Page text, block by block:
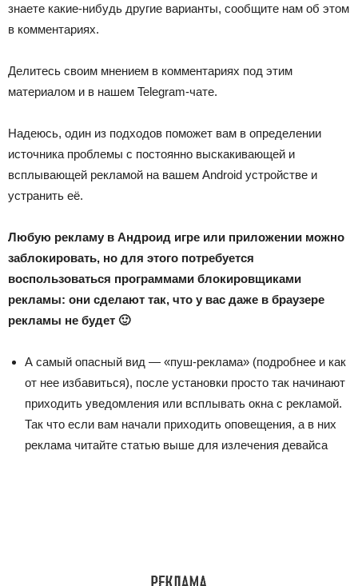
знаете какие-нибудь другие варианты, сообщите нам об этом
в комментариях.
Делитесь своим мнением в комментариях под этим
материалом и в нашем Telegram-чате.
Надеюсь, один из подходов поможет вам в определении
источника проблемы с постоянно выскакивающей и
всплывающей рекламой на вашем Android устройстве и
устранить её.
Любую рекламу в Андроид игре или приложении можно
заблокировать, но для этого потребуется
воспользоваться программами блокировщиками
рекламы: они сделают так, что у вас даже в браузере
рекламы не будет 🙂
А самый опасный вид — «пуш-реклама» (подробнее и как
от нее избавиться), после установки просто так начинают
приходить уведомления или всплывать окна с рекламой.
Так что если вам начали приходить оповещения, а в них
реклама читайте статью выше для излечения девайса